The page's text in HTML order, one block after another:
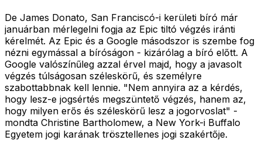
De James Donato, San Franciscó-i kerületi bíró már
januárban mérlegelni fogja az Epic tiltó végzés iránti
kérelmét. Az Epic és a Google másodszor is szembe fog
nézni egymással a bíróságon - kizárólag a bíró előtt. A
Google valószínűleg azzal érvel majd, hogy a javasolt
végzés túlságosan széleskörű, és személyre
szabottabbnak kell lennie. "Nem annyira az a kérdés,
hogy lesz-e jogsértés megszüntető végzés, hanem az,
hogy milyen erős és széleskörű lesz a jogorvoslat" -
mondta Christine Bartholomew, a New York-i Buffalo
Egyetem jogi karának trösztellenes jogi szakértője.